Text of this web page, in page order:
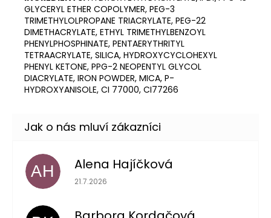
GLYCERYL ETHER COPOLYMER, PEG-3
TRIMETHYLOLPROPANE TRIACRYLATE, PEG-22
DIMETHACRYLATE, ETHYL TRIMETHYLBENZOYL
PHENYLPHOSPHINATE, PENTAERYTHRITYL
TETRAACRYLATE, SILICA, HYDROXYCYCLOHEXYL
PHENYL KETONE, PPG-2 NEOPENTYL GLYCOL
DIACRYLATE, IRON POWDER, MICA, P-
HYDROXYANISOLE, CI 77000, CI77266
AH Alena Hajíčková
Hodnocení obchodu je 5 z 5 hvězdiček.
21.7.2026